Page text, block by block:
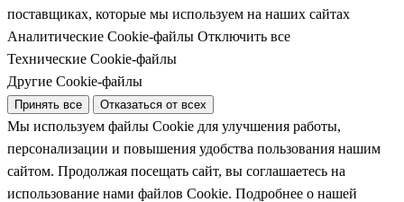
поставщиках, которые мы используем на наших сайтах
Аналитические Cookie-файлы Отключить все
Технические Cookie-файлы
Другие Cookie-файлы
Принять все Отказаться от всех
Мы используем файлы Cookie для улучшения работы,
персонализации и повышения удобства пользования нашим
сайтом. Продолжая посещать сайт, вы соглашаетесь на
использование нами файлов Cookie. Подробнее о нашей